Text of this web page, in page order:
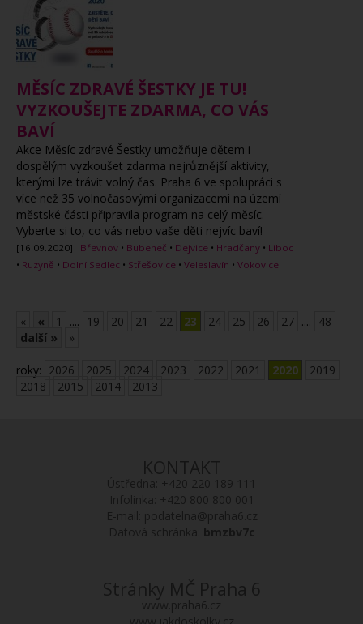
MĚSÍC ZDRAVÉ ŠESTKY JE TU!
VYZKOUŠEJTE ZDARMA, CO VÁS
BAVÍ
Akce Měsíc zdravé Šestky umožňuje dětem i
dospělým vyzkoušet zdarma nejrůznější aktivity,
kterými lze trávit volný čas. Praha 6 ve spolupráci s
více než 35 volnočasovými organizacemi na území
městské části připravila program na celý měsíc.
Vyberte si to, co vás nebo vaše děti nejvíc baví!
[16.09.2020] Břevnov • Bubeneč • Dejvice • Hradčany • Liboc
• Ruzyně • Dolní Sedlec • Střešovice • Veleslavín • Vokovice
« « 1 .... 19 20 21 22 23 24 25 26 27 .... 48
další »
»
roky: 2026 2025 2024 2023 2022 2021 2020
2019
2018
2015 2014 2013
KONTAKT
Ústředna: +420 220 189 111
Infolinka: +420 800 800 001
E-mail: podatelna@praha6.cz
Datová schránka: bmzbv7c
Stránky MČ Praha 6
www.praha6.cz